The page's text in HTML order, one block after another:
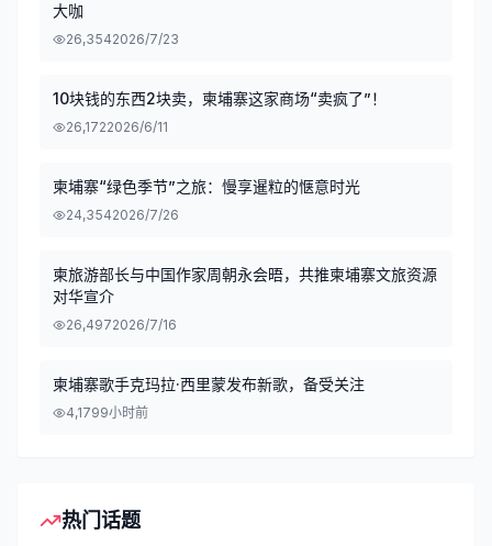
大咖
26,3542026/7/23
10块钱的东西2块卖，柬埔寨这家商场“卖疯了”！
26,1722026/6/11
柬埔寨“绿色季节”之旅：慢享暹粒的惬意时光
24,3542026/7/26
柬旅游部长与中国作家周朝永会晤，共推柬埔寨文旅资源
对华宣介
26,4972026/7/16
柬埔寨歌手克玛拉·西里蒙发布新歌，备受关注
4,1799小时前
热门话题